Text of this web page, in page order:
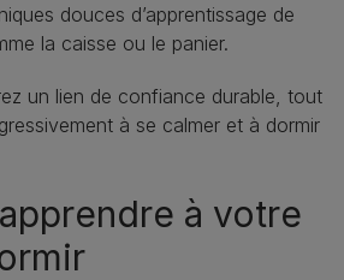
douces d’apprentissage de
la caisse ou le panier.
un lien de confiance durable, tout
à se calmer et à dormir
à votre